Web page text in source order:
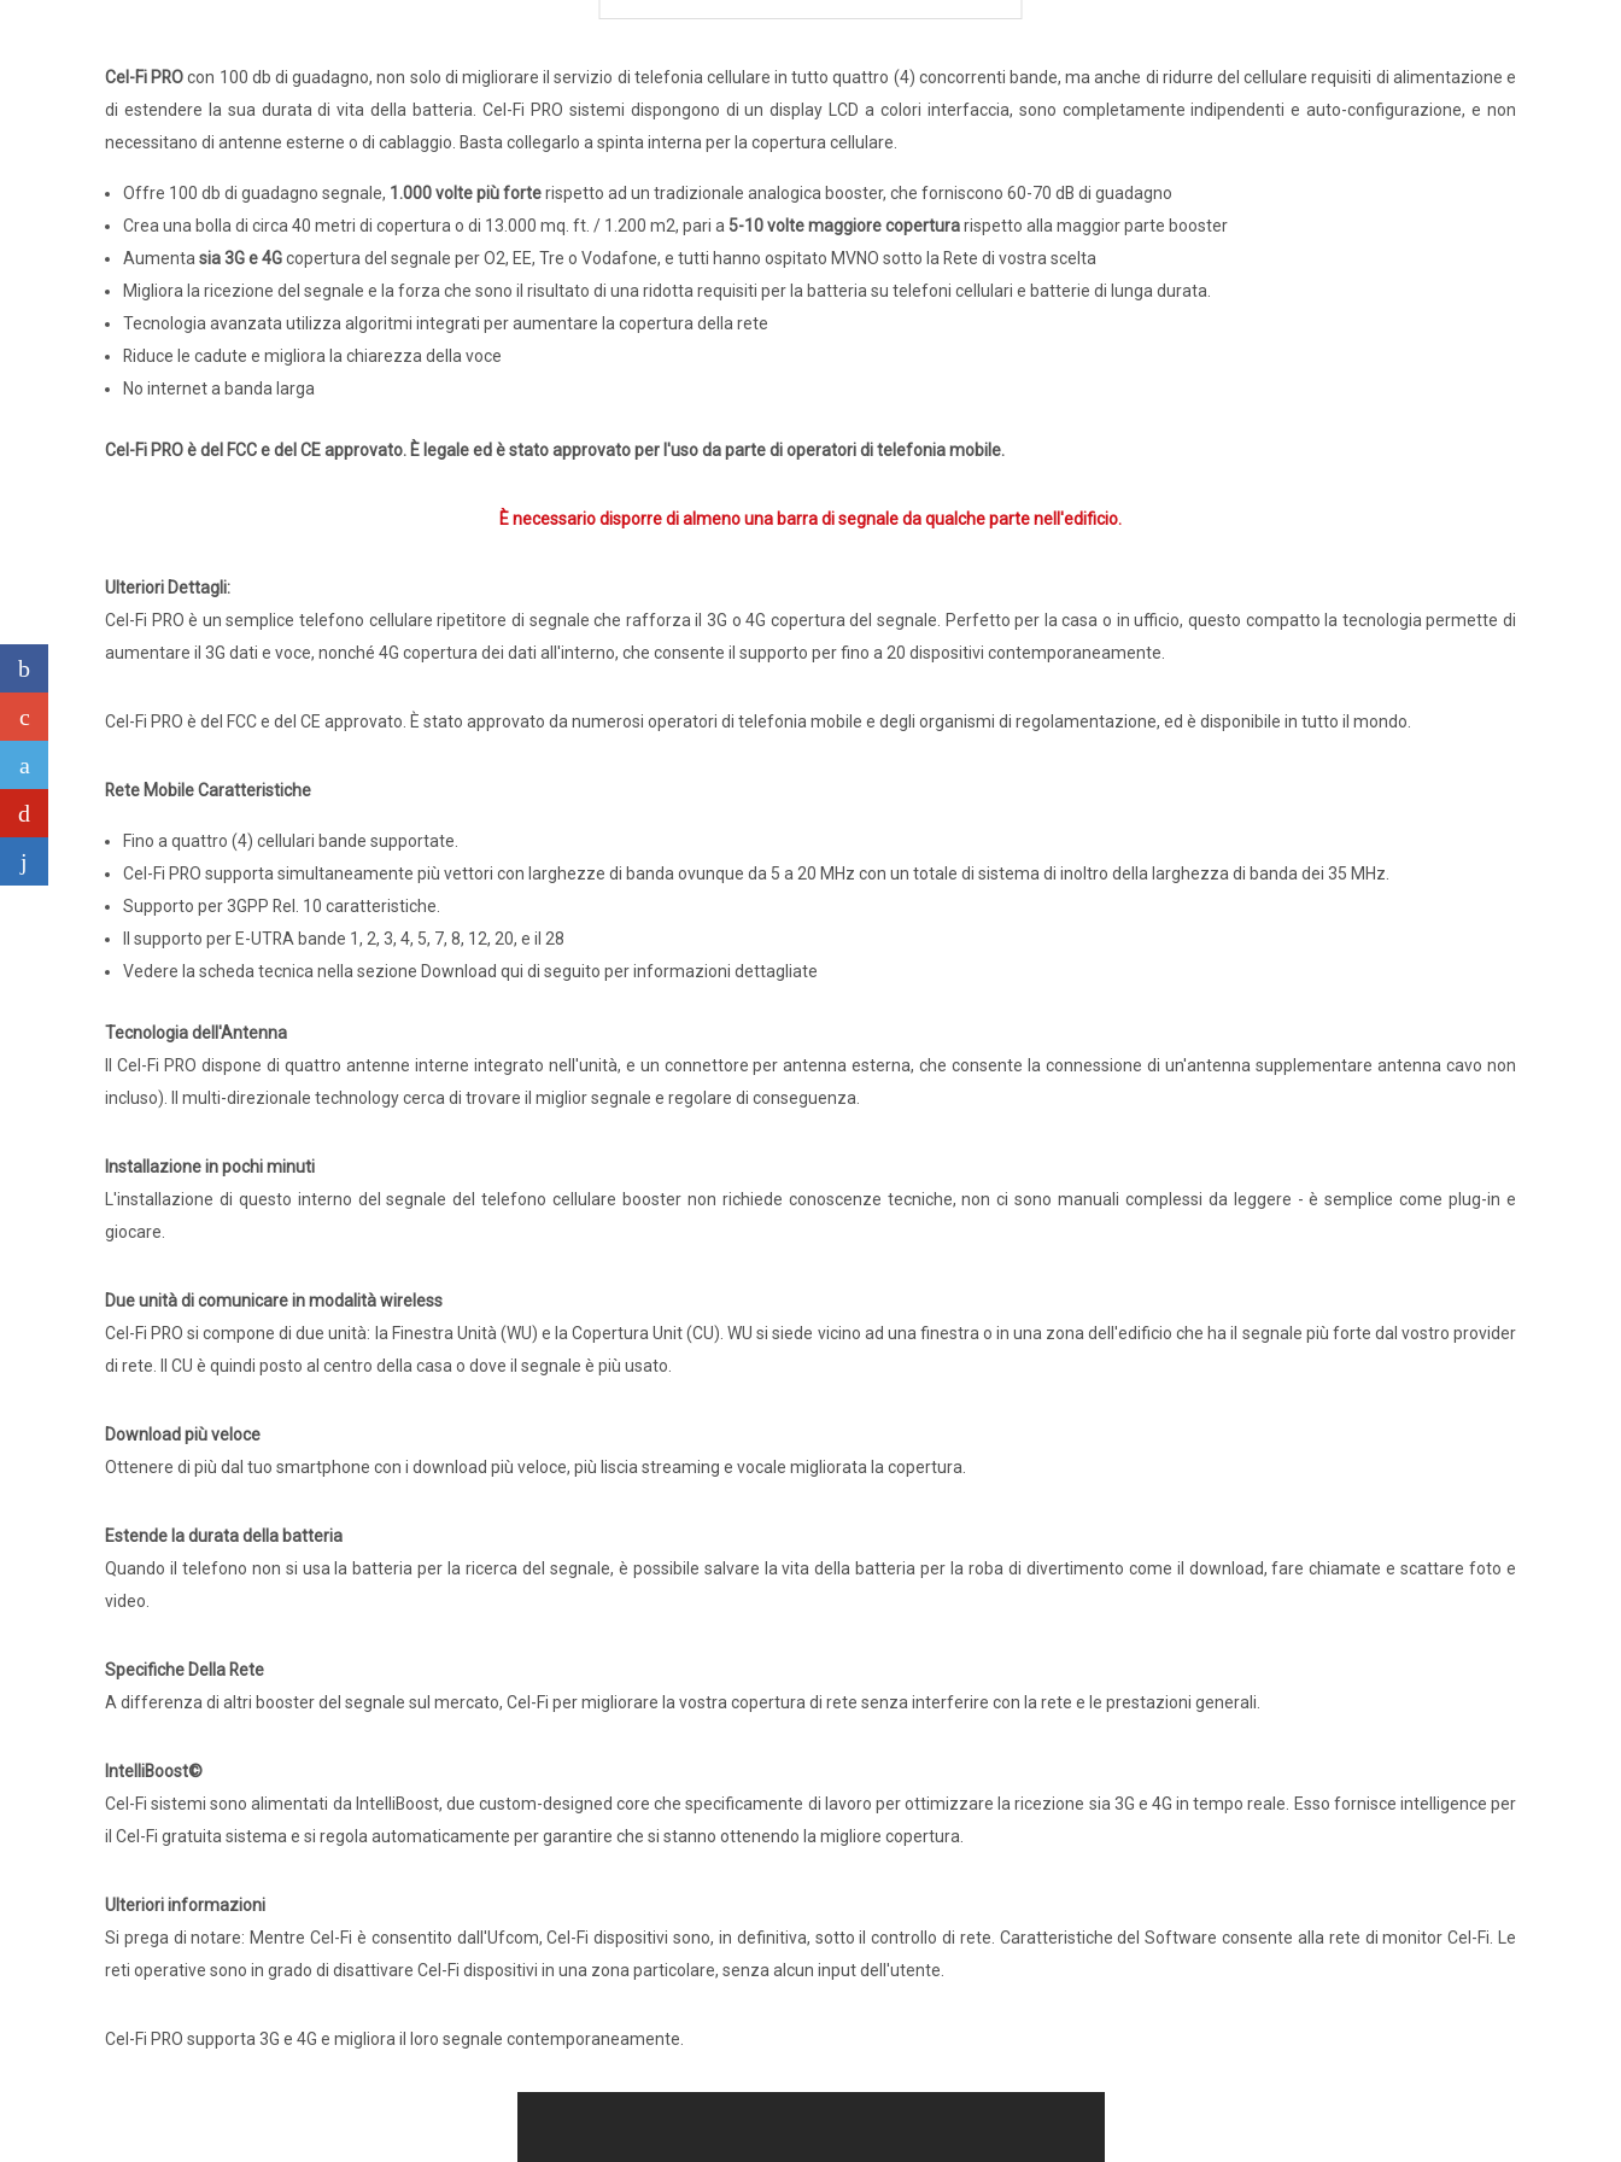
Cel-Fi PROcon 100 db di guadagno, non solo di migliorare il servizio di telefonia cellulare in tutto quattro (4) concorrenti bande, ma anche di ridurre del cellulare requisiti di alimentazione e
di estendere la sua durata di vita della batteria. Cel-Fi PRO sistemi dispongono di un display LCD a colori interfaccia, sono completamente indipendenti e auto-configurazione, e non
necessitano di antenne esterne o di cablaggio. Basta collegarlo a spinta interna per la copertura cellulare.
Offre 100 db di guadagno segnale, 1.000 volte più forterispetto ad un tradizionale analogica booster, che forniscono 60-70 dB di guadagno
Crea una bolla di circa 40 metri di copertura o di 13.000 mq. ft. / 1.200 m2, pari a 5-10 volte maggiore coperturarispetto alla maggior parte booster
Aumenta sia 3G e 4Gcopertura del segnale per O2, EE, Tre o Vodafone, e tutti hanno ospitato MVNO sotto la Rete di vostra scelta
Migliora la ricezione del segnale e la forza che sono il risultato di una ridotta requisiti per la batteria su telefoni cellulari e batterie di lunga durata.
Tecnologia avanzata utilizza algoritmi integrati per aumentare la copertura della rete
Riduce le cadute e migliora la chiarezza della voce
No internet a banda larga
Cel-Fi PRO è del FCC e del CE approvato. È legale ed è stato approvato per l'uso da parte di operatori di telefonia mobile.
È necessario disporre di almeno una barra di segnale da qualche parte nell'edificio.
Ulteriori Dettagli:
Cel-Fi PRO è un semplice telefono cellulare ripetitore di segnale che rafforza il 3G o 4G copertura del segnale. Perfetto per la casa o in ufficio, questo compatto la tecnologia permette di
aumentare il 3G dati e voce, nonché 4G copertura dei dati all'interno, che consente il supporto per fino a 20 dispositivi contemporaneamente.
Cel-Fi PRO è del FCC e del CE approvato. È stato approvato da numerosi operatori di telefonia mobile e degli organismi di regolamentazione, ed è disponibile in tutto il mondo.
Rete Mobile Caratteristiche
Fino a quattro (4) cellulari bande supportate.
Cel-Fi PRO supporta simultaneamente più vettori con larghezze di banda ovunque da 5 a 20 MHz con un totale di sistema di inoltro della larghezza di banda dei 35 MHz.
Supporto per 3GPP Rel. 10 caratteristiche.
Il supporto per E-UTRA bande 1, 2, 3, 4, 5, 7, 8, 12, 20, e il 28
Vedere la scheda tecnica nella sezione Download qui di seguito per informazioni dettagliate
Tecnologia dell'Antenna
Il Cel-Fi PRO dispone di quattro antenne interne integrato nell'unità, e un connettore per antenna esterna, che consente la connessione di un'antenna supplementare antenna cavo non
incluso). Il multi-direzionale technology cerca di trovare il miglior segnale e regolare di conseguenza.
Installazione in pochi minuti
L'installazione di questo interno del segnale del telefono cellulare booster non richiede conoscenze tecniche, non ci sono manuali complessi da leggere - è semplice come plug-in e
giocare.
Due unità di comunicare in modalità wireless
Cel-Fi PRO si compone di due unità: la Finestra Unità (WU) e la Copertura Unit (CU). WU si siede vicino ad una finestra o in una zona dell'edificio che ha il segnale più forte dal vostro provider
di rete. Il CU è quindi posto al centro della casa o dove il segnale è più usato.
Download più veloce
Ottenere di più dal tuo smartphone con i download più veloce, più liscia streaming e vocale migliorata la copertura.
Estende la durata della batteria
Quando il telefono non si usa la batteria per la ricerca del segnale, è possibile salvare la vita della batteria per la roba di divertimento come il download, fare chiamate e scattare foto e
video.
Specifiche Della Rete
A differenza di altri booster del segnale sul mercato, Cel-Fi per migliorare la vostra copertura di rete senza interferire con la rete e le prestazioni generali.
IntelliBoost©
Cel-Fi sistemi sono alimentati da IntelliBoost, due custom-designed core che specificamente di lavoro per ottimizzare la ricezione sia 3G e 4G in tempo reale. Esso fornisce intelligence per
il Cel-Fi gratuita sistema e si regola automaticamente per garantire che si stanno ottenendo la migliore copertura.
Ulteriori informazioni
Si prega di notare: Mentre Cel-Fi è consentito dall'Ufcom, Cel-Fi dispositivi sono, in definitiva, sotto il controllo di rete. Caratteristiche del Software consente alla rete di monitor Cel-Fi. Le
reti operative sono in grado di disattivare Cel-Fi dispositivi in una zona particolare, senza alcun input dell'utente.
Cel-Fi PRO supporta 3G e 4G e migliora il loro segnale contemporaneamente.